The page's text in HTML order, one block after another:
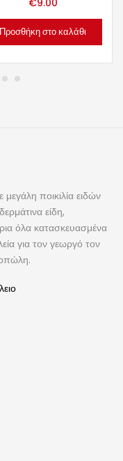
€9.00
Προσθήκη στο καλάθι
ποικιλία ειδών
είδη,
όλα κατασκευασμένα
για τον γεωργό τον